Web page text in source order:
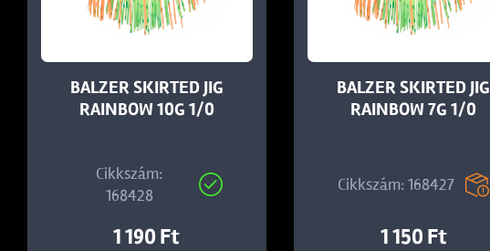
BALZER SKIRTED JIG
RAINBOW 10G 1/0
Cikkszám:
168428
1 190 Ft
BALZER SKIRTED JIG
RAINBOW 7G 1/0
Cikkszám: 168427
1 150 Ft